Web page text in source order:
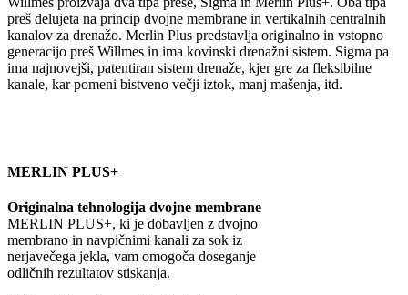
preš delujeta na princip dvojne membrane in vertikalnih centralnih
kanalov za drenažo. Merlin Plus predstavlja originalno in vstopno
generacijo preš Willmes in ima kovinski drenažni sistem. Sigma pa
ima najnovejši, patentiran sistem drenaže, kjer gre za fleksibilne
kanale, kar pomeni bistveno večji iztok, manj mašenja, itd.
MERLIN PLUS+
Originalna tehnologija dvojne membrane
MERLIN PLUS+, ki je dobavljen z dvojno
membrano in navpičnimi kanali za sok iz
nerjavečega jekla, vam omogoča doseganje
odličnih rezultatov stiskanja.